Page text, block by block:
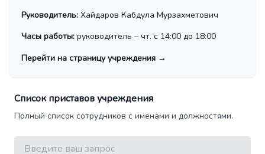
Руководитель: Хайдаров Кабдула Мурзахметович
Часы работы: руководитель – чт. с 14:00 до 18:00
Перейти на страницу учреждения →
Список приставов учреждения
Полный список сотрудников с именами и должностями.
Поиск